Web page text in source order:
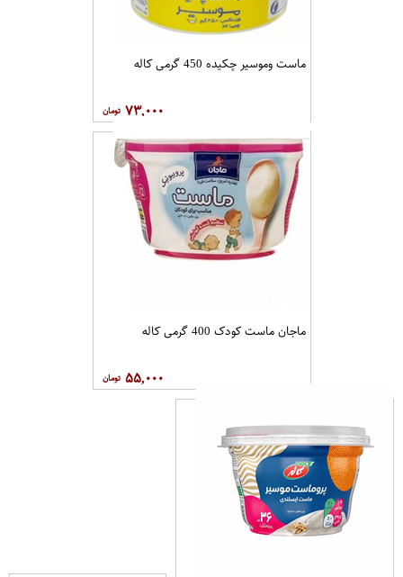
ماست وموسیر چکیده 450 گرمی کاله
۷۳,۰۰۰
ماجان ماست کودک 400 گرمی کاله
۵۵,۰۰۰